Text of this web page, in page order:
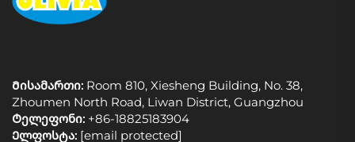
Მისამართი: Room 810, Xiesheng Building, No. 38,
Zhoumen North Road, Liwan District, Guangzhou
Ტელეფონი: +86-18825183904
Ელფოსტა: [email protected]